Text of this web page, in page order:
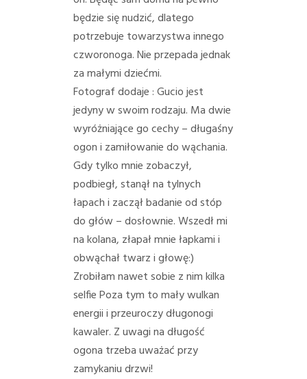
będzie się nudzić, dlatego
potrzebuje towarzystwa innego
czworonoga. Nie przepada jednak
za małymi dziećmi.
Fotograf dodaje : Gucio jest
jedyny w swoim rodzaju. Ma dwie
wyróżniające go cechy – długaśny
ogon i zamiłowanie do wąchania.
Gdy tylko mnie zobaczył,
podbiegł, stanął na tylnych
łapach i zaczął badanie od stóp
do głów – dosłownie. Wszedł mi
na kolana, złapał mnie łapkami i
obwąchał twarz i głowę:)
Zrobiłam nawet sobie z nim kilka
selfie Poza tym to mały wulkan
energii i przeuroczy długonogi
kawaler. Z uwagi na długość
ogona trzeba uważać przy
zamykaniu drzwi!